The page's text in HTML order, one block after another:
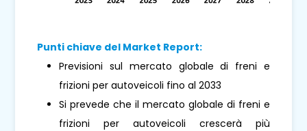
Punti chiave del Market Report:
Previsioni sul mercato globale di freni e
frizioni per autoveicoli fino al 2033
Si prevede che il mercato globale di freni e
frizioni per autoveicoli crescerà più